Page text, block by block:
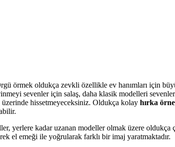
örmek oldukça zevkli özellikle ev hanımları için
sevenler için salaş, daha klasik modelleri
hissetmeyeceksiniz. Oldukça kolay hırka
yerlere kadar uzanan modeller olmak üzere oldukça
el emeği ile yoğrularak farklı bir imaj yaratmaktadır.